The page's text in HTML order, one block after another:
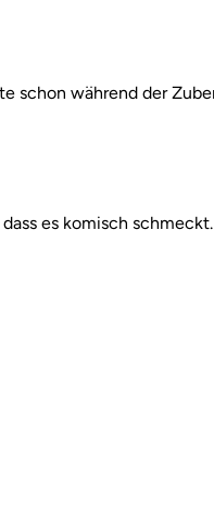
schon während der
es komisch schmeckt.